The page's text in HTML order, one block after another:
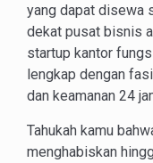
yang dapat disewa
dekat pusat bisnis
startup kantor
lengkap dengan
dan keamanan 24
Tahukah kamu
menghabiskan